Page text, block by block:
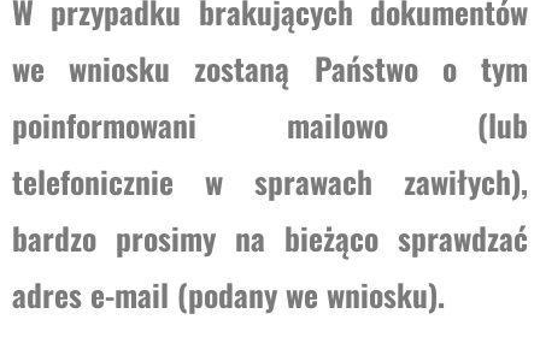
W przypadku brakujących dokumentów
we wniosku zostaną Państwo o tym
poinformowani mailowo (lub
telefonicznie w sprawach zawiłych),
bardzo prosimy na bieżąco sprawdzać
adres e-mail (podany we wniosku).